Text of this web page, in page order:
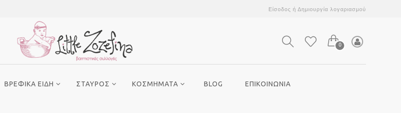
Είσοδος ή Δημιουργία λογαριασμού
0
ΒΡΕΦΙΚΑ ΕΙΔΗ ΣΤΑΥΡΟΣ ΚΟΣΜΗΜΑΤΑ BLOG ΕΠΙΚΟΙΝΩΝΙΑ